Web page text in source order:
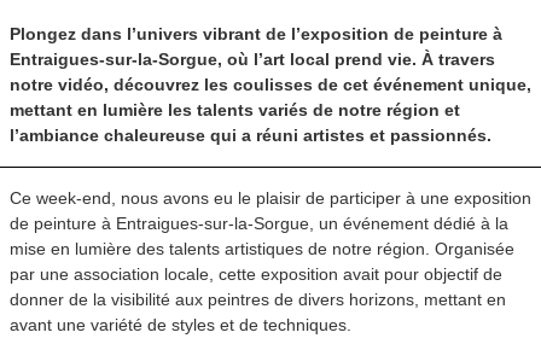
Plongez dans l’univers vibrant de l’exposition de peinture à
Entraigues-sur-la-Sorgue, où l’art local prend vie. À travers
notre vidéo, découvrez les coulisses de cet événement unique,
mettant en lumière les talents variés de notre région et
l’ambiance chaleureuse qui a réuni artistes et passionnés.
Ce week-end, nous avons eu le plaisir de participer à une exposition
de peinture à Entraigues-sur-la-Sorgue, un événement dédié à la
mise en lumière des talents artistiques de notre région. Organisée
par une association locale, cette exposition avait pour objectif de
donner de la visibilité aux peintres de divers horizons, mettant en
avant une variété de styles et de techniques.